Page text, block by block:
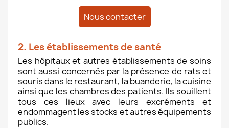
Nous contacter
2. Les établissements de santé
Les hôpitaux et autres établissements de soins
sont aussi concernés par la présence de rats et
souris dans le restaurant, la buanderie, la cuisine
ainsi que les chambres des patients. Ils souillent
tous ces lieux avec leurs excréments et
endommagent les stocks et autres équipements
publics.